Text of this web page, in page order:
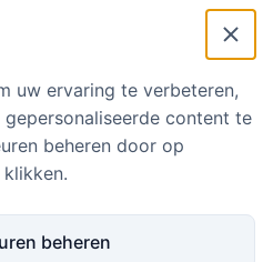
uw ervaring te verbeteren,
content te
beheren door op
beheren